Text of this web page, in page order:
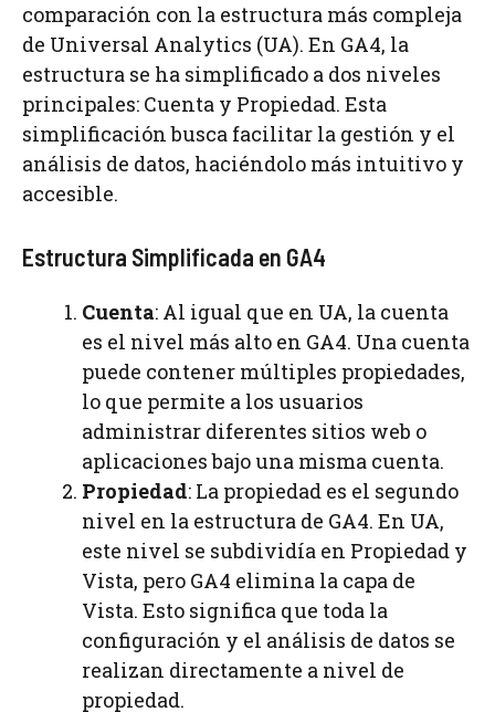
comparación con la estructura más compleja
de Universal Analytics (UA). En GA4, la
estructura se ha simplificado a dos niveles
principales: Cuenta y Propiedad. Esta
simplificación busca facilitar la gestión y el
análisis de datos, haciéndolo más intuitivo y
accesible.
Estructura Simplificada en GA4
Cuenta: Al igual que en UA, la cuenta
es el nivel más alto en GA4. Una cuenta
puede contener múltiples propiedades,
lo que permite a los usuarios
administrar diferentes sitios web o
aplicaciones bajo una misma cuenta.
Propiedad: La propiedad es el segundo
nivel en la estructura de GA4. En UA,
este nivel se subdividía en Propiedad y
Vista, pero GA4 elimina la capa de
Vista. Esto significa que toda la
configuración y el análisis de datos se
realizan directamente a nivel de
propiedad.